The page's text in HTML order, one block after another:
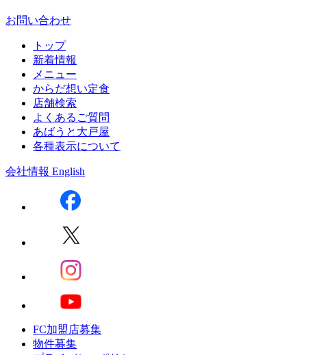
お問い合わせ
トップ
新着情報
メニュー
からだ想い定食
店舗検索
よくあるご質問
あばうと大戸屋
各種表示について
会社情報 English
FC加盟店募集
物件募集